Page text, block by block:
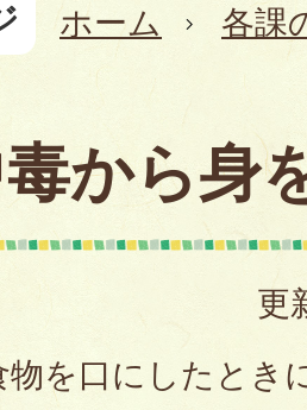
ホーム 各課
から身
更
物を口にしたとき